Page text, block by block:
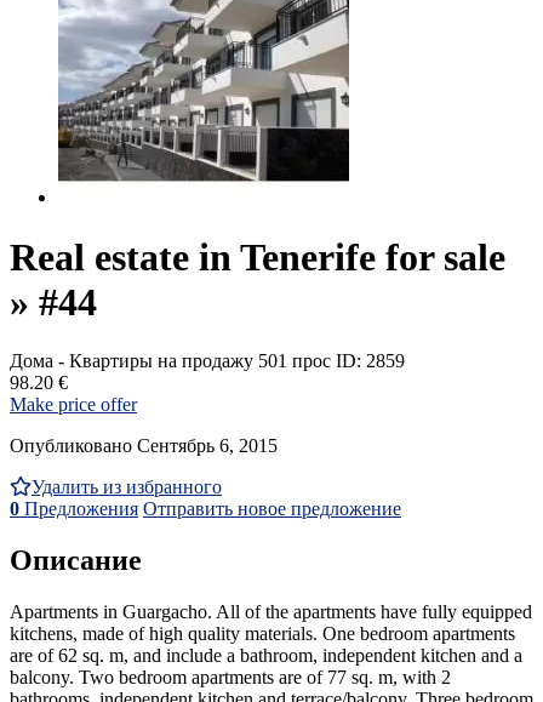
Real estate in Tenerife for sale
» #44
Дома - Квартиры на продажу 501 прос ID: 2859
98.20 €
Make price offer
Опубликовано Сентябрь 6, 2015
Удалить из избранного
0 Предложения Отправить новое предложение
Описание
Apartments in Guargacho. All of the apartments have fully equipped
kitchens, made of high quality materials. One bedroom apartments
are of 62 sq. m, and include a bathroom, independent kitchen and a
balcony. Two bedroom apartments are of 77 sq. m, with 2